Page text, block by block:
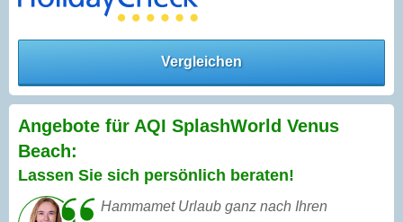
Vergleichen
Angebote für AQI SplashWorld Venus
Beach:
Lassen Sie sich persönlich beraten!
Hammamet Urlaub ganz nach Ihren